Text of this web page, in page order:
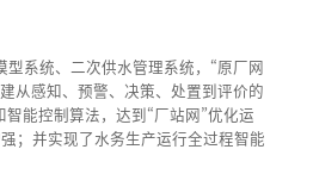
系统、二次供水管理系统，“原厂网
从感知、预警、决策、处置到评价的
能控制算法，达到“厂站网”优化运
；并实现了水务生产运行全过程智能